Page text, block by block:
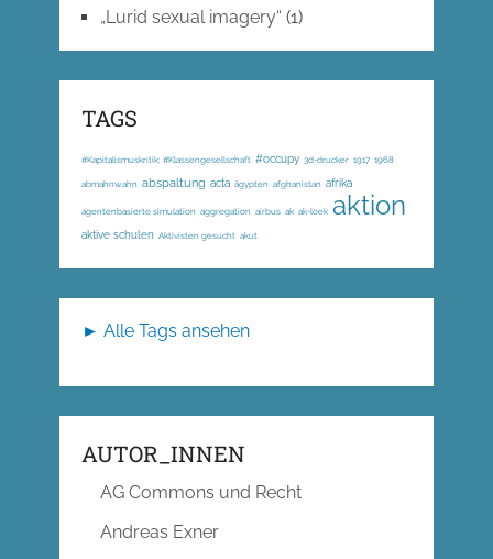
„Lurid sexual imagery“ (1)
TAGS
#Kapitalismuskritik; #Klassengesellschaft #occupy 3d-drucker 1917 1968
abmahnwahn abspaltung acta ägypten afghanistan afrika
agentenbasierte simulation aggregation airbus ak ak-loek aktion
aktive schulen Aktivisten gesucht akut
► Alle Tags ansehen
AUTOR_INNEN
AG Commons und Recht
Andreas Exner